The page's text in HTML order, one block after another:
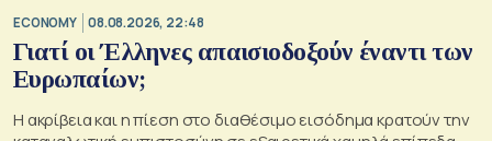
ECONOMY 08.08.2026, 22:48
Γιατί οι Έλληνες απαισιοδοξούν έναντι των
Ευρωπαίων;
Η ακρίβεια και η πίεση στο διαθέσιμο εισόδημα κρατούν την